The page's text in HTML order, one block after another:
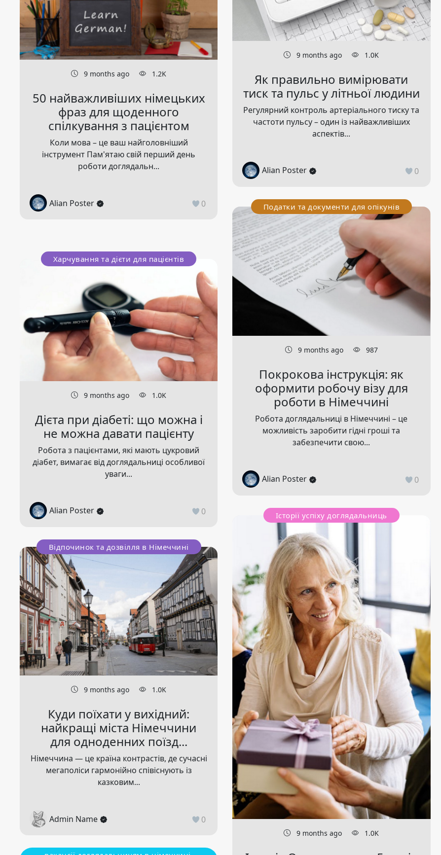
9 months ago 1.2K
50 найважливіших німецьких
фраз для щоденного
спілкування з пацієнтом
Коли мова – це ваш найголовніший
інструмент Пам'ятаю свій перший день
роботи доглядальн...
Alian Poster 0
Харчування та дієти для пацієнтів
9 months ago 1.0K
Дієта при діабеті: що можна і
не можна давати пацієнту
Робота з пацієнтами, які мають цукровий
діабет, вимагає від доглядальниці особливої
уваги...
Alian Poster 0
Відпочинок та дозвілля в Німеччині
9 months ago 1.0K
Куди поїхати у вихідний:
найкращі міста Німеччини
для одноденних поїзд...
Німеччина — це країна контрастів, де сучасні
мегаполіси гармонійно співіснують із
казковим...
Admin Name 0
9 months ago 1.0K
Як правильно вимірювати
тиск та пульс у літньої людини
Регулярний контроль артеріального тиску та
частоти пульсу – один із найважливіших
аспектів...
Alian Poster 0
Податки та документи для опікунів
9 months ago 987
Покрокова інструкція: як
оформити робочу візу для
роботи в Німеччині
Робота доглядальниці в Німеччині – це
можливість заробити гідні гроші та
забезпечити свою...
Alian Poster 0
Історії успіху доглядальниць
9 months ago 1.0K